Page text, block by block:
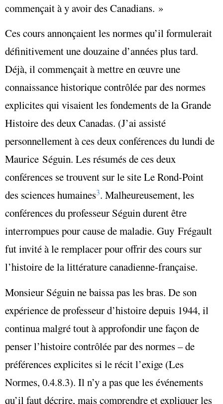
commençait à y avoir des Canadians. »
Ces cours annonçaient les normes qu’il formulerait
définitivement une douzaine d’années plus tard.
Déjà, il commençait à mettre en œuvre une
connaissance historique contrôlée par des normes
explicites qui visaient les fondements de la Grande
Histoire des deux Canadas. (J’ai assisté
personnellement à ces deux conférences du lundi de
Maurice Séguin. Les résumés de ces deux
conférences se trouvent sur le site Le Rond-Point
des sciences humaines3. Malheureusement, les
conférences du professeur Séguin durent être
interrompues pour cause de maladie. Guy Frégault
fut invité à le remplacer pour offrir des cours sur
l’histoire de la littérature canadienne-française.
Monsieur Séguin ne baissa pas les bras. De son
expérience de professeur d’histoire depuis 1944, il
continua malgré tout à approfondir une façon de
penser l’histoire contrôlée par des normes – de
préférences explicites si le récit l’exige (Les
Normes, 0.4.8.3). Il n’y a pas que les événements
qu’il faut décrire, mais comprendre et expliquer les